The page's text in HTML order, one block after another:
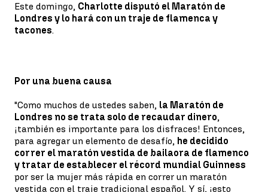
Este domingo, Charlotte disputó el Maratón de
Londres y lo hará con un traje de flamenca y
tacones.
Por una buena causa
"Como muchos de ustedes saben, la Maratón de
Londres no se trata solo de recaudar dinero,
¡también es importante para los disfraces! Entonces,
para agregar un elemento de desafío, he decidido
correr el maratón vestida de bailaora de flamenco
y tratar de establecer el récord mundial Guinness
por ser la mujer más rápida en correr un maratón
vestida con el traje tradicional español. Y sí, ¡esto